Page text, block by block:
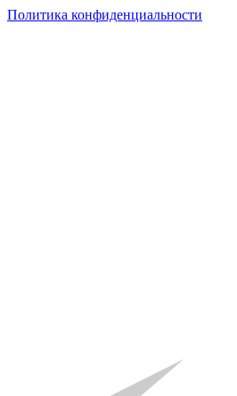
Политика конфиденциальности